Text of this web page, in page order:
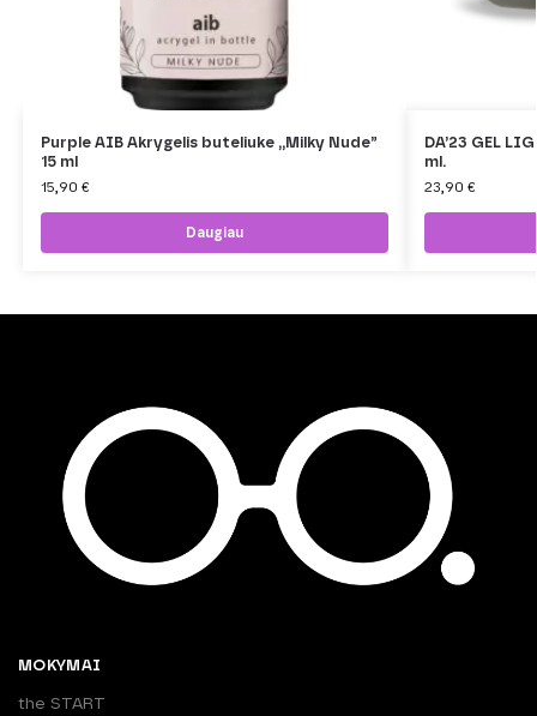
Purple AIB Akrygelis buteliuke ,,Milky Nude”
15 ml
15,90 €
Daugiau
DA’23 GEL
ml.
23,90 €
MOKYMAI
the START